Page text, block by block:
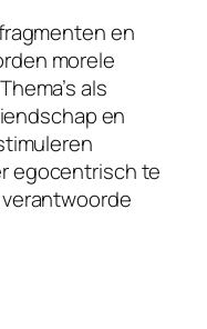
en
morele
als
en
egocentrisch te